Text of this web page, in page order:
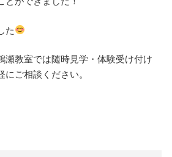
た
瀬教室では随時見学・体験受け付け
ご相談ください。